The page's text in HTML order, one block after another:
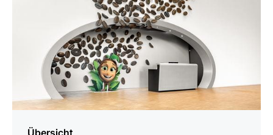
Übersicht